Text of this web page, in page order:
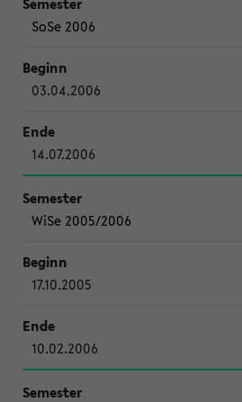
SoSe 2006
03.04.2006
14.07.2006
WiSe 2005/2006
17.10.2005
10.02.2006